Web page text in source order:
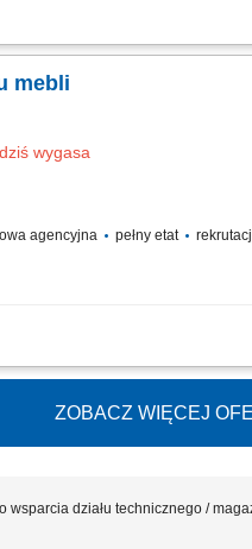
pielenie, podlewanie i opryski;
mebli
dziś wygasa
agencyjna pełny etat
mebli do klientów;
ZOBACZ WIĘCEJ
wsparcia działu technicznego /